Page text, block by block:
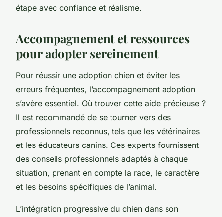
étape avec confiance et réalisme.
Accompagnement et ressources
pour adopter sereinement
Pour réussir une adoption chien et éviter les
erreurs fréquentes, l’accompagnement adoption
s’avère essentiel. Où trouver cette aide précieuse ?
Il est recommandé de se tourner vers des
professionnels reconnus, tels que les vétérinaires
et les éducateurs canins. Ces experts fournissent
des conseils professionnels adaptés à chaque
situation, prenant en compte la race, le caractère
et les besoins spécifiques de l’animal.
L’intégration progressive du chien dans son